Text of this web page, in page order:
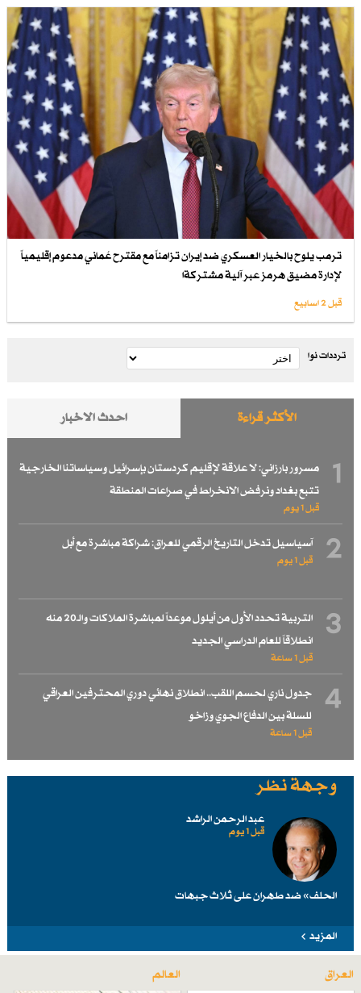
ترمب يلوح بالخيار العسكري ضد إيران تزامناً مع مقترح عُماني مدعوم إقليمياً
لإدارة مضيق هرمز عبر آلية مشتركةا
قبل 2 اسابیع
ترددات نوا
الأكثر قراءة احدث الاخبار
1
مسرور بارزاني: لا علاقة لإقليم كردستان بإسرائيل وسياساتنا الخارجية
تتبع بغداد ونرفض الانخراط في صراعات المنطقة
قبل 1 یوم
2 آسياسيل تدخل التاريخ الرقمي للعراق: شراكة مباشرة مع أبل
قبل 1 یوم
3
التربية تحدد الأول من أيلول موعداً لمباشرة الملاكات والـ20 منه
انطلاقاً للعام الدراسي الجديد
قبل 1 ساعة
4
جدول ناري لحسم اللقب.. انطلاق نهائي دوري المحترفين العراقي
للسلة بين الدفاع الجوي وزاخو
قبل 1 ساعة
وجهة نظر
عبد الرحمن الراشد
قبل 1 یوم
الحلف» ضد طهرانَ على ثلاث جبهات
المزيد
العراق العالم